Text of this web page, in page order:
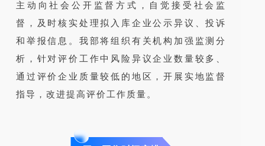
主动向社会公开监督方式，自觉接受社会监
督，及时核实处理拟入库企业公示异议、投诉
和举报信息。我部将组织有关机构加强监测分
析，针对评价工作中风险异议企业数量较多、
通过评价企业质量较低的地区，开展实地监督
指导，改进提高评价工作质量。